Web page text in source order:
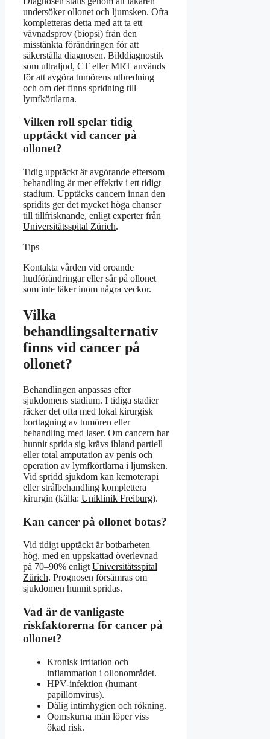
undersöker ollonet och ljumsken. Ofta
kompletteras detta med att ta ett
vävnadsprov (biopsi) från den
misstänkta förändringen för att
säkerställa diagnosen. Bilddiagnostik
som ultraljud, CT eller MRT används
för att avgöra tumörens utbredning
och om det finns spridning till
lymfkörtlarna.
Vilken roll spelar tidig
upptäckt vid cancer på
ollonet?
Tidig upptäckt är avgörande eftersom
behandling är mer effektiv i ett tidigt
stadium. Upptäcks cancern innan den
spridits ger det mycket höga chanser
till tillfrisknande, enligt experter från
Universitätsspital Zürich.
Tips
Kontakta vården vid oroande
hudförändringar eller sår på ollonet
som inte läker inom några veckor.
Vilka
behandlingsalternativ
finns vid cancer på
ollonet?
Behandlingen anpassas efter
sjukdomens stadium. I tidiga stadier
räcker det ofta med lokal kirurgisk
borttagning av tumören eller
behandling med laser. Om cancern har
hunnit sprida sig krävs ibland partiell
eller total amputation av penis och
operation av lymfkörtlarna i ljumsken.
Vid spridd sjukdom kan kemoterapi
eller strålbehandling komplettera
kirurgin (källa: Uniklinik Freiburg).
Kan cancer på ollonet botas?
Vid tidigt upptäckt är botbarheten
hög, med en uppskattad överlevnad
på 70–90% enligtUniversitätsspital
Zürich. Prognosen försämras om
sjukdomen hunnit spridas.
Vad är de vanligaste
riskfaktorerna för cancer på
ollonet?
Kronisk irritation och
inflammation i ollonområdet.
HPV-infektion (humant
papillomvirus).
Dålig intimhygien och rökning.
Oomskurna män löper viss
ökad risk.